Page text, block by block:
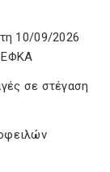
10/09/2026
ΕΦΚΑ
σε στέγαση